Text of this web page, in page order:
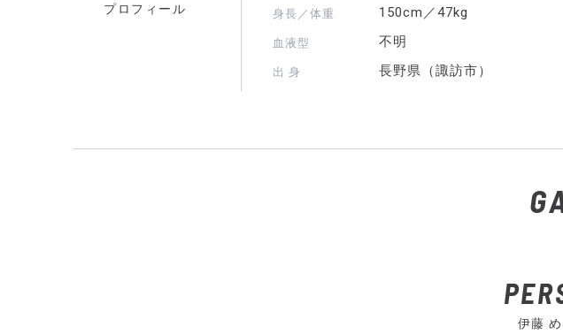
プロフィール 身長／体重 150cm／47kg
血液型 不明
出 身 長野県（諏訪市）
伊藤